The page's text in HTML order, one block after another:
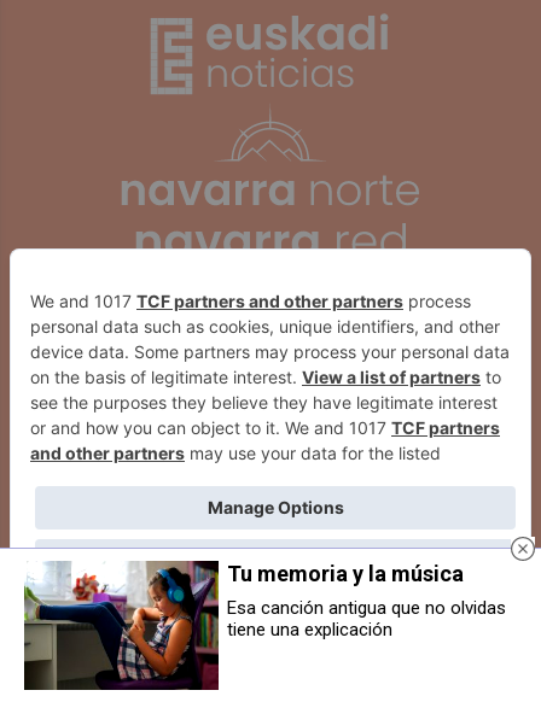
Fijación con el banco LGTBIQ+ de
Sarriguren
Denuncian la falta de diligencia
Tu memoria y la música
Esa canción antigua que no olvidas
tiene una explicación